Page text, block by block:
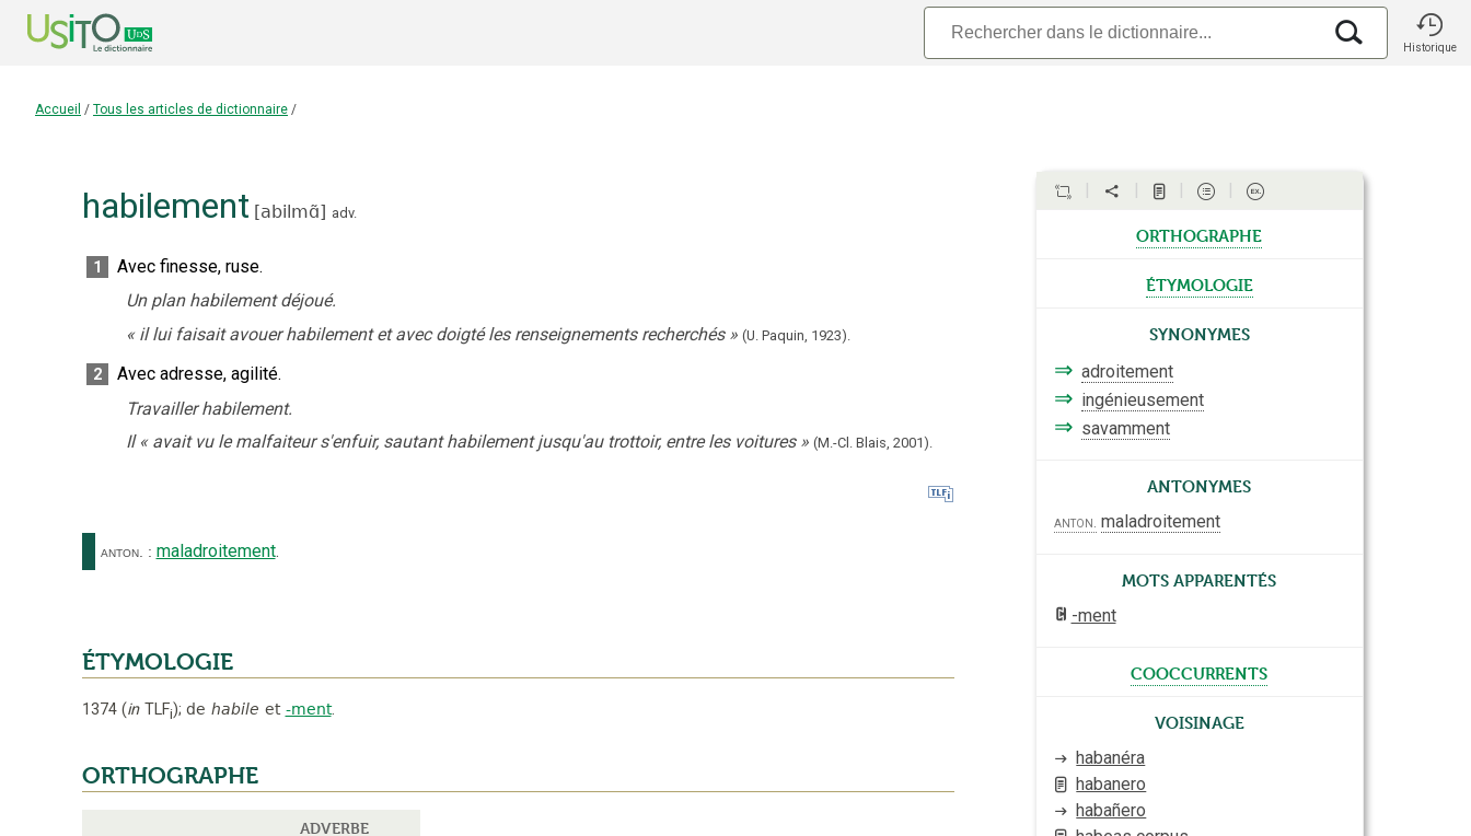
Historique
Accueil / Tous les articles de dictionnaire /
habilement [abilmɑ̃] adv.
1
Avec finesse, ruse.
Un plan habilement déjoué.
« il lui faisait avouer habilement et avec doigté les renseignements recherchés » (U. Paquin, 1923).
2
Avec adresse, agilité.
Travailler habilement.
Il « avait vu le malfaiteur s'enfuir, sautant habilement jusqu'au trottoir, entre les voitures » (M.-Cl. Blais, 2001).
anton. : maladroitement.
ÉTYMOLOGIE
1374 (in TLFi); de habile et -ment.
ORTHOGRAPHE
ADVERBE
orthographe
étymologie
Synonymes
⇒ adroitement
⇒ ingénieusement
⇒ savamment
Antonymes
anton. maladroitement
Mots apparentés
-ment
cooccurrents
Voisinage
habanéra
habanero
habañero